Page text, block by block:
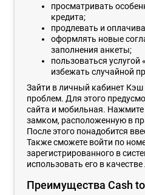
просматривать
кредита;
продлевать и
оформлять новые
заполнения анкеты;
пользоваться
избежать случайной
Зайти в личный кабинет Кэш
проблем. Для этого
сайта и мобильная. Нажмите
замком, расположенную в
После этого понадобится
Также сможете войти по
зарегистрированного в
использовать его в качестве
Преимущества Cash